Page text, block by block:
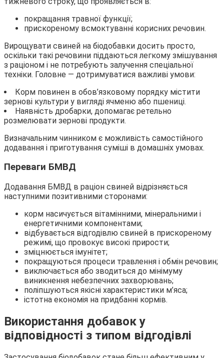
покращання травної функції;
прискореному всмоктуванні корисних речовин.
Вирощувати свиней на біодобавки досить просто,
оскільки такі речовини піддаються легкому змішування
з раціоном і не потребують залучення спеціальної
техніки. Головне — дотримуватися важливі умови:
Корм повинен в обов’язковому порядку містити
зернові культури у вигляді ячменю або пшениці.
Наявність дробарки, допомагає ретельно
розмелювати зернові продукти.
Визначальним чинником є можливість самостійного
додавання і приготування суміші в домашніх умовах.
Переваги БМВД
Додавання БМВД в раціон свиней відрізняється
наступними позитивними сторонами:
корм насичується вітамінними, мінеральними і
енергетичними компонентами;
відбувається відгодівлю свиней в прискореному
режимі, що провокує високі прирости;
зміцнюється імунітет;
покращуються процеси травлення і обмін речовин;
виключається або зводиться до мінімуму
виникнення небезпечних захворювань;
поліпшуються якісні характеристики м’яса;
істотна економія на придбанні кормів.
Використання добавок у
відповідності з типом відгодівлі